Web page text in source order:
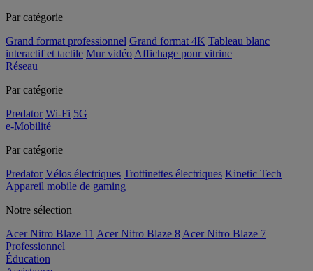
Par catégorie
Grand format professionnel Grand format 4K Tableau blanc
interactif et tactile Mur vidéo Affichage pour vitrine
Réseau
Par catégorie
Predator Wi-Fi 5G
e-Mobilité
Par catégorie
Predator Vélos électriques Trottinettes électriques Kinetic Tech
Appareil mobile de gaming
Notre sélection
Acer Nitro Blaze 11 Acer Nitro Blaze 8 Acer Nitro Blaze 7
Professionnel
Éducation